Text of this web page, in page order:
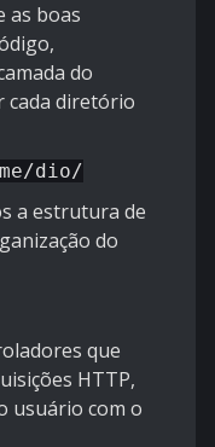
as boas
do
cada diretório
dio/
a estrutura de
do
que
HTTP,
usuário com o